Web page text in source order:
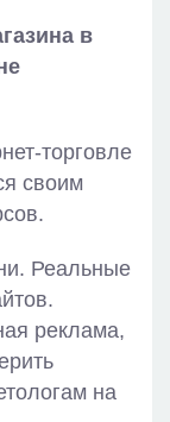
в
торговле
своим
Реальные
реклама,
на